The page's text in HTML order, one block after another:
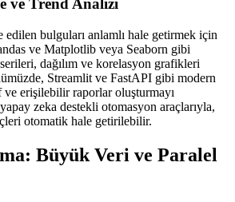
ve Trend Analizi
bulguları anlamlı hale getirmek için
ve Matplotlib veya Seaborn gibi
dağılım ve korelasyon grafikleri
Streamlit ve FastAPI gibi modern
erişilebilir raporlar oluşturmayı
zeka destekli otomasyon araçlarıyla,
otomatik hale getirilebilir.
Büyük Veri ve Paralel